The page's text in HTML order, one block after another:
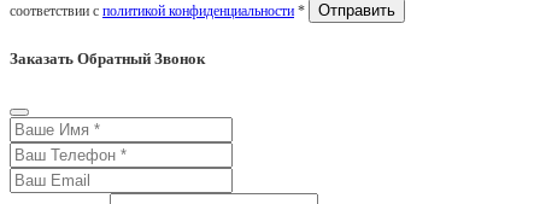
соответствии с политикой конфиденциальности *
Заказать Обратный Звонок